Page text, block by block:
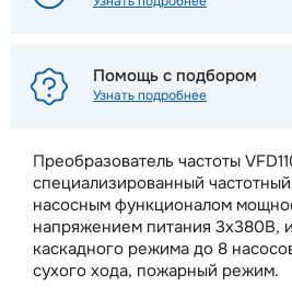
Преобразователь частоты
специализированный
насосным функционалом
напряжением питания
каскадного режима до 8
сухого хода, пожарный режим.
Помощь с подбором
Узнать подробнее